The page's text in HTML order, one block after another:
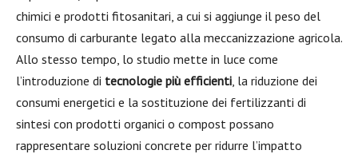
chimici e prodotti fitosanitari, a cui si aggiunge il peso del
consumo di carburante legato alla meccanizzazione agricola.
Allo stesso tempo, lo studio mette in luce come
l’introduzione di tecnologie più efficienti, la riduzione dei
consumi energetici e la sostituzione dei fertilizzanti di
sintesi con prodotti organici o compost possano
rappresentare soluzioni concrete per ridurre l’impatto